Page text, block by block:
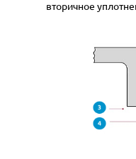
вторичное
Зазор уплотнения